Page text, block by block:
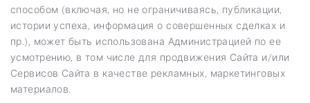
способом (включая, но не ограничиваясь, публикации,
истории успеха, информация о совершенных сделках и
пр.), может быть использована Администрацией по ее
усмотрению, в том числе для продвижения Сайта и/или
Сервисов Сайта в качестве рекламных, маркетинговых
материалов.